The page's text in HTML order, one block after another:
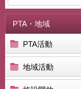
PTA・地域
PTA活動
地域活動